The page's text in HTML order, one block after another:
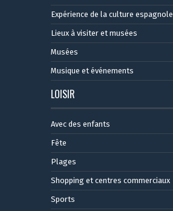
Expérience de la culture espagnole
Lieux à visiter et musées
Musées
Musique et événements
LOISIR
Avec des enfants
Fête
Plages
Shopping et centres commerciaux
Sports